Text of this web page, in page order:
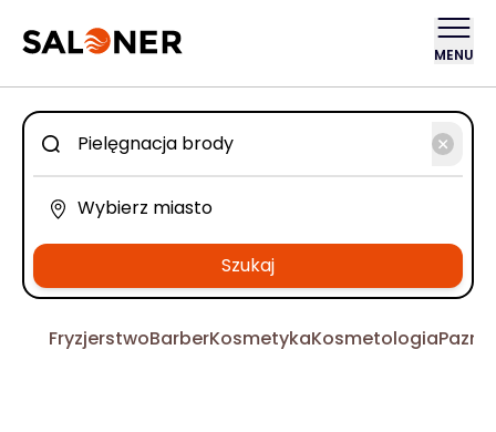
MENU
Szukaj
FryzjerstwoBarberKosmetykaKosmetologia